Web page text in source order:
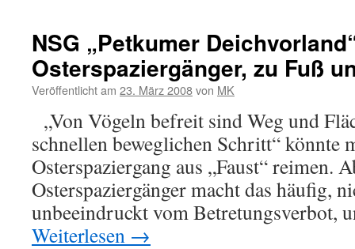
NSG „Petkumer
Osterspaziergänger, zu Fuß
Veröffentlicht am 23. März 2008von MK
„Von Vögeln befreit sind Weg und
schnellen beweglichen Schritt“ könnte
Osterspaziergang aus „Faust“ reimen.
Osterspaziergänger macht das häufig,
unbeeindruckt vom Betretungsverbot,
Weiterlesen →